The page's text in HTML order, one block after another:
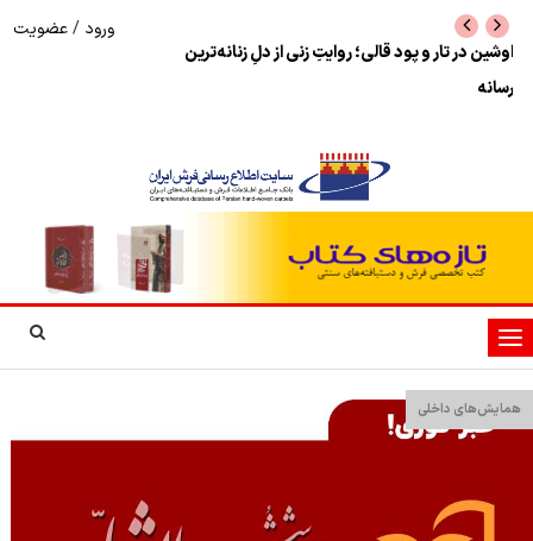
ترکش‌های جنگ ایران-آمریکا بزرگترین نمایشگاه فرش
دستباف آسیا را لغو کرد
ورود /عضویت
تغییر
وضعیت
ناوبری
همایش‌های داخلی